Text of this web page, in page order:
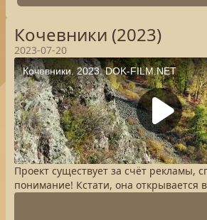
Кочевники (2023)
2023-07-20
Проект существует за счёт рекламы,
понимание! Кстати, она открывается